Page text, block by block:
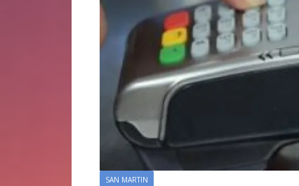
SAN MARTIN